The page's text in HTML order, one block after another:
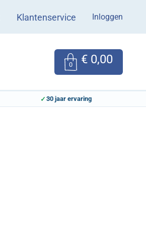
Klantenservice Inloggen
0 € 0,00
30 jaar ervaring